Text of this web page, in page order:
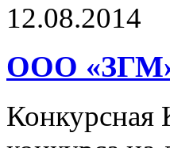
12.08.2014
ООО «ЗГМ»
Конкурсная